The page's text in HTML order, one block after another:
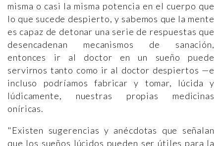
misma o casi la misma potencia en el cuerpo que
lo que sucede despierto, y sabemos que la mente
es capaz de detonar una serie de respuestas que
desencadenan mecanismos de sanación,
entonces ir al doctor en un sueño puede
servirnos tanto como ir al doctor despiertos —e
incluso podríamos fabricar y tomar, lúcida y
lúdicamente, nuestras propias medicinas
oníricas.
"Existen sugerencias y anécdotas que señalan
que los sueños lúcidos pueden ser útiles para la